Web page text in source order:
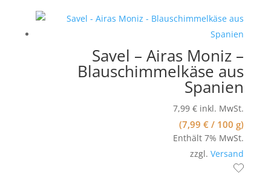
Savel – Airas Moniz –
Blauschimmelkäse aus
Spanien
7,99€ inkl. MwSt.
(7,99€ / 100 g)
Enthält 7% MwSt.
zzgl.Versand